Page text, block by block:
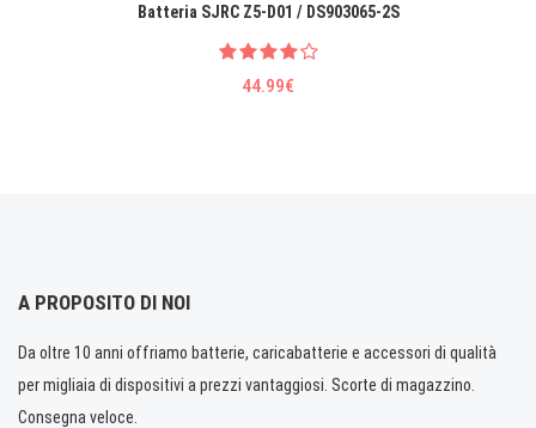
Batteria SJRC Z5-D01 / DS903065-2S
44.99€
A PROPOSITO DI NOI
Da oltre 10 anni offriamo batterie, caricabatterie e accessori di qualità
per migliaia di dispositivi a prezzi vantaggiosi. Scorte di magazzino.
Consegna veloce.